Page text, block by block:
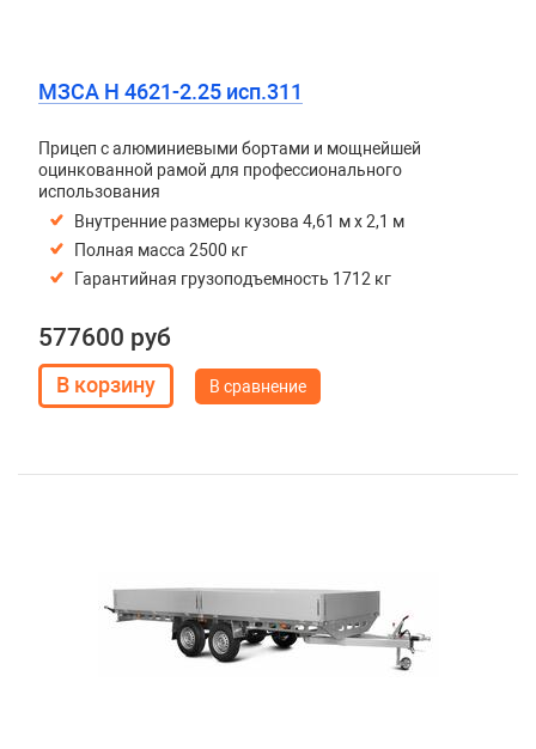
МЗСА H 4621-2.25 исп.311
Прицеп с алюминиевыми бортами и мощнейшей
оцинкованной рамой для профессионального
использования
Внутренние размеры кузова 4,61 м х 2,1 м
Полная масса 2500 кг
Гарантийная грузоподъемность 1712 кг
577600 руб
В сравнение